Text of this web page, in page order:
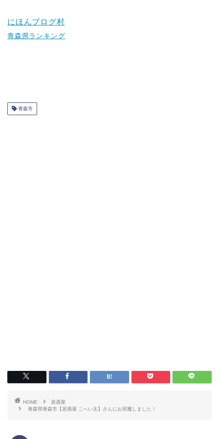
にほんブログ村
青森県ランキング
青森市
HOME
居酒屋
青森県青森市【居酒屋 こへい太】さんにお邪魔しました！